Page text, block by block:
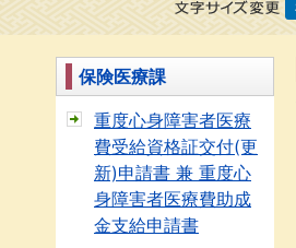
保険医療課
重度心身障害者医療
費受給資格証交付(更
新)申請書 兼 重度心
身障害者医療費助成
金支給申請書